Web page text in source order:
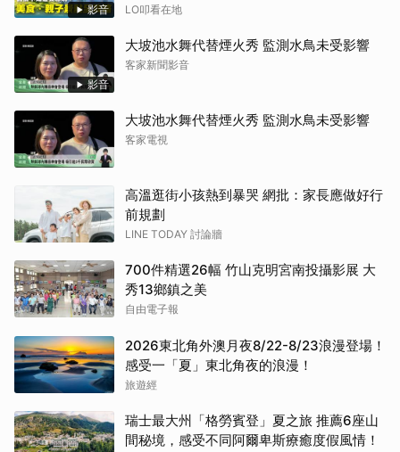
影音 LO叩看在地
影音
大坡池水舞代替煙火秀 監測水鳥未受影響
客家新聞影音
大坡池水舞代替煙火秀 監測水鳥未受影響
客家電視
高溫逛街小孩熱到暴哭 網批：家長應做好行
前規劃
LINE TODAY 討論牆
700件精選26幅 竹山克明宮南投攝影展 大
秀13鄉鎮之美
自由電子報
2026東北角外澳月夜8/22-8/23浪漫登場！
感受一「夏」東北角夜的浪漫！
旅遊經
瑞士最大州「格勞賓登」夏之旅 推薦6座山
間秘境，感受不同阿爾卑斯療癒度假風情！